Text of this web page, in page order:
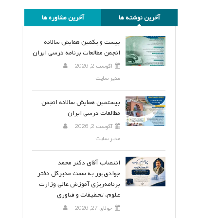
آخرین نوشته ها آخرین مشاوره ها
بیست و یکمین همایش سالانه
انجمن مطالعات برنامه درسی ایران
آگوست 2, 2026
مدیر سایت
بیستمین همایش سالانه انجمن
مطالعات درسی ایران
آگوست 2, 2026
مدیر سایت
انتصاب آقای دکتر محمد
جوادی‌پور به سمت مدیرکل دفتر
برنامه‌ریزی آموزش عالی وزارت
علوم، تحقیقات و فناوری
جولای 27, 2026